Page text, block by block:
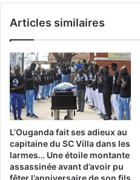
Articles similaires
L’Ouganda fait ses adieux au
capitaine du SC Villa dans les
larmes… Une étoile montante
assassinée avant d’avoir pu